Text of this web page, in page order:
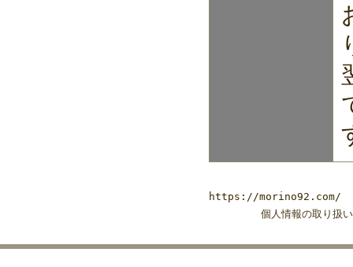
https://morino92.com/
個人情報の取り扱